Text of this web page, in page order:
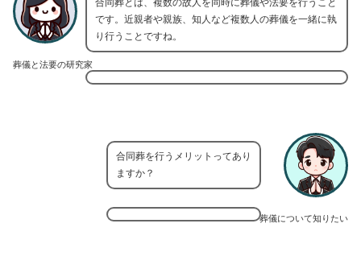
葬儀と法要の研究家
合同葬とは、複数の故人を同時に葬儀や法要を行うこと
です。近親者や親族、知人など複数人の葬儀を一緒に執
り行うことですね。
葬儀について知りたい
合同葬を行うメリットってあり
ますか？